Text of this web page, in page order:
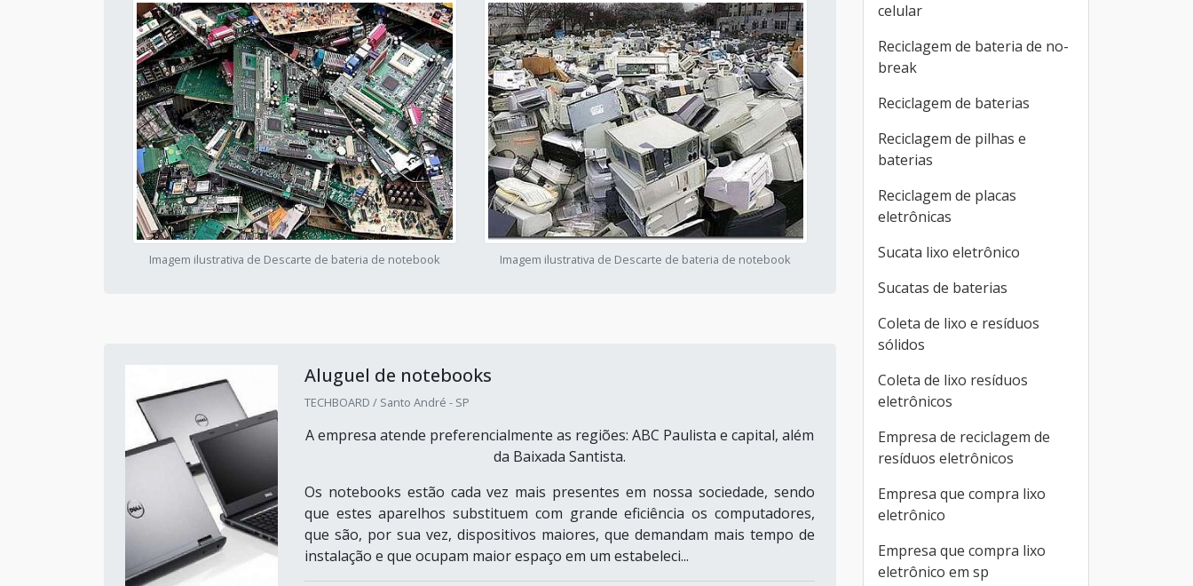
Imagem ilustrativa de Descarte de bateria de notebook Imagem ilustrativa de Descarte de bateria de notebook
Aluguel de notebooks
TECHBOARD / Santo André - SP
A empresa atende preferencialmente as regiões: ABC Paulista e capital, além
da Baixada Santista.
Os notebooks estão cada vez mais presentes em nossa sociedade, sendo
que estes aparelhos substituem com grande eficiência os computadores,
que são, por sua vez, dispositivos maiores, que demandam mais tempo de
instalação e que ocupam maior espaço em um estabeleci...
celular
Reciclagem de bateria de no-
break
Reciclagem de baterias
Reciclagem de pilhas e
baterias
Reciclagem de placas
eletrônicas
Sucata lixo eletrônico
Sucatas de baterias
Coleta de lixo e resíduos
sólidos
Coleta de lixo resíduos
eletrônicos
Empresa de reciclagem de
resíduos eletrônicos
Empresa que compra lixo
eletrônico
Empresa que compra lixo
eletrônico em sp